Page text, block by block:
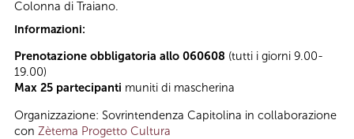
Colonna di Traiano.
Informazioni:
Prenotazione obbligatoria allo 060608 (tutti i giorni 9.00-
19.00)
Max 25 partecipanti muniti di mascherina
Organizzazione: Sovrintendenza Capitolina in collaborazione
con Zètema Progetto Cultura